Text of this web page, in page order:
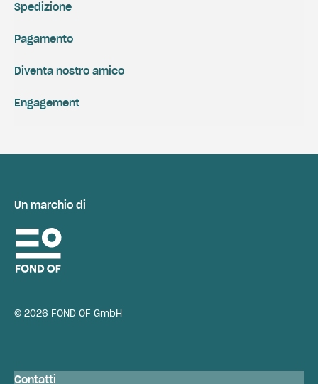
Spedizione
Pagamento
Engagement
Diventa nostro amico
Un marchio di
© 2026 FOND OF GmbH
Contatti